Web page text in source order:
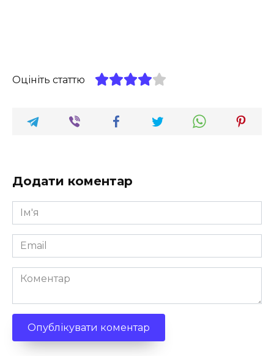
Оцініть статтю
Додати коментар
Ім'я
*
Email
*
Коментар